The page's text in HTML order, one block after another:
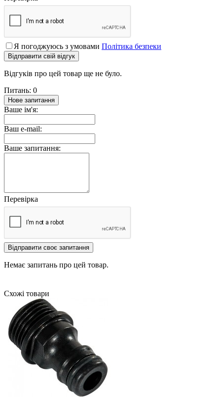
Я погоджуюсь з умовами Політика безпеки
Відправити свій відгук
Відгуків про цей товар ще не було.
Питань: 0
Нове запитання
Ваше ім'я:
Ваш e-mail:
Ваше запитання:
Перевірка
Відправити своє запитання
Немає запитань про цей товар.
Схожі товари